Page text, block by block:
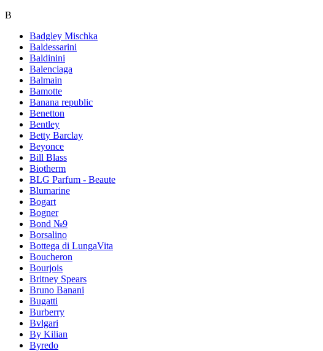
B
Badgley Mischka
Baldessarini
Baldinini
Balenciaga
Balmain
Bamotte
Banana republic
Benetton
Bentley
Betty Barclay
Beyonce
Bill Blass
Biotherm
BLG Parfum - Beaute
Blumarine
Bogart
Bogner
Bond №9
Borsalino
Bottega di LungaVita
Boucheron
Bourjois
Britney Spears
Bruno Banani
Bugatti
Burberry
Bvlgari
By Kilian
Byredo